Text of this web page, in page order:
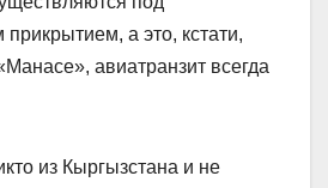
а это, кстати,
авиатранзит всегда
из Кыргызстана и не